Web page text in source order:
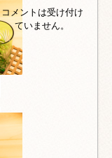
コメントは受け付け
ていません。